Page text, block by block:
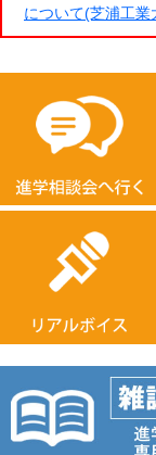
について(芝浦工業